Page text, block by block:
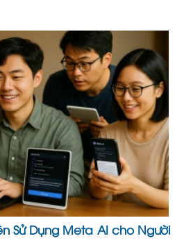
Sử Dụng Meta AI cho Người